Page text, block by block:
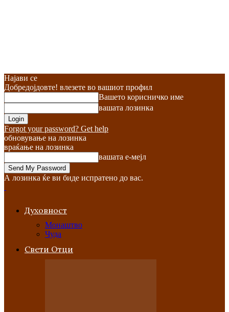
Најави се
Добредојдовте! влезете во вашиот профил
Вашето корисничко име
вашата лозинка
Forgot your password? Get help
обновување на лозинка
враќање на лозинка
вашата е-мејл
А лозинка ќе ви биде испратено до вас.
Духовност
Монаштво
Чуда
Свети Отци